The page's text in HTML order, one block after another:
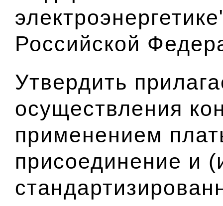
Российской
Утвердить
осуществления
применением
присоединение и